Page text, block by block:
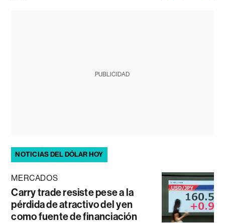
PUBLICIDAD
NOTICIAS DEL DÓLAR HOY
MERCADOS
Carry trade resiste pese a la
pérdida de atractivo del yen
como fuente de financiación